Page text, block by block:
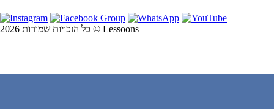
כל הזכויות שמורות 2026 © Lessoons